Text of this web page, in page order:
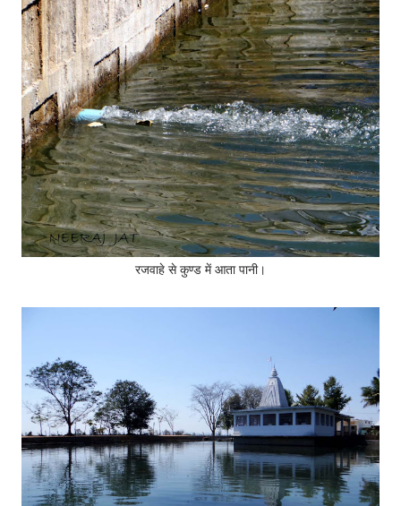
रजवाहे से कुण्ड में आता पानी।